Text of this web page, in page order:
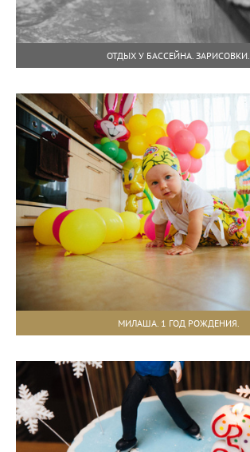
ОТДЫХ У БАССЕЙНА. ЗАРИСОВКИ.
МИЛАША. 1 ГОД РОЖДЕНИЯ.